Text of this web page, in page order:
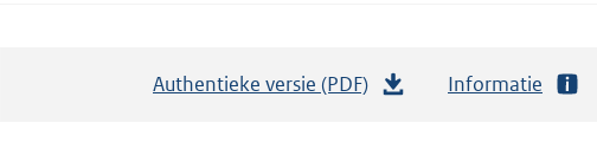
Authentieke versie (PDF) Informatie